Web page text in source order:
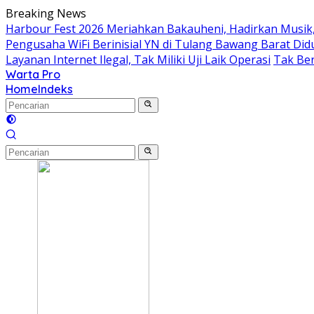
Langsung
ke
konten
Breaking News
Harbour Fest 2026 Meriahkan Bakauheni, Hadirkan
Pengusaha WiFi Berinisial YN di Tulang Bawang Barat
Layanan Internet Ilegal, Tak Miliki Uji Laik Operasi Tak
Warta Pro
Akurat
dan
Terpercaya
HomeIndeks